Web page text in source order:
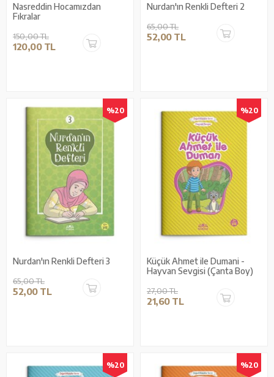
Nasreddin Hocamızdan
Fıkralar
150,00 TL
120,00 TL
Nurdan'ın Renkli Defteri 2
65,00 TL
52,00 TL
%20
Nurdan'ın Renkli Defteri 3
65,00 TL
52,00 TL
%20
Küçük Ahmet ile Dumani -
Hayvan Sevgisi (Çanta Boy)
27,00 TL
21,60 TL
%20 %20